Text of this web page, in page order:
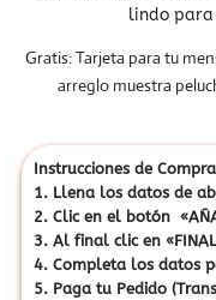
lindo
Gratis: Tarjeta para tu
arreglo muestra
Instrucciones de Compra
1. Llena los datos de
2. Clic en el botón
3. Al final clic en
4. Completa los datos
5. Paga tu Pedido